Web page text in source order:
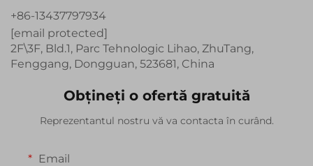
+86-13437797934
[email protected]
2F\3F, Bld.1, Parc Tehnologic Lihao, ZhuTang,
Fenggang, Dongguan, 523681, China
Obțineți o ofertă gratuită
Reprezentantul nostru vă va contacta în curând.
Email